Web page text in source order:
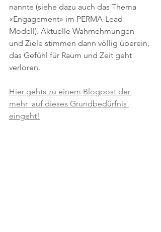
nannte (siehe dazu auch das Thema
«Engagement» im PERMA-Lead
Modell). Aktuelle Wahrnehmungen
und Ziele stimmen dann völlig überein,
das Gefühl für Raum und Zeit geht
verloren.
Hier gehts zu einem Blogpost der
mehr  auf dieses Grundbedürfnis
eingeht!